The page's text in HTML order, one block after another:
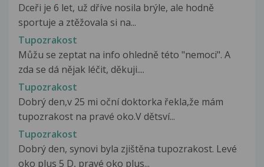
Dceři je 6 let, už dříve nosila brýle, ale hodně
sportuje a ztěžovala si na...
Tupozrakost
Můžu se zeptat na info ohledně této "nemoci". A
zda se dá nějak léčit, děkuji....
Tupozrakost
Dobrý den,v 25 mi oční doktorka řekla,že mám
tupozrakost na pravé oko.V dětsví...
Tupozrakost
Dobrý den, synovi byla zjištěna tupozrakost. Levé
oko plus 5 D, pravé oko plus...